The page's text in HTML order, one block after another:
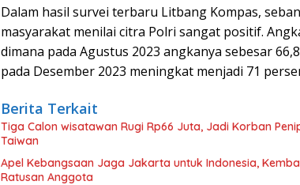
Dalam hasil survei terbaru Litbang Kompas,
masyarakat menilai citra Polri sangat positif.
dimana pada Agustus 2023 angkanya sebesar
pada Desember 2023 meningkat menjadi 71
Berita Terkait
Tiga Calon wisatawan Rugi Rp66 Juta, Jadi Korban
Taiwan
Apel Kebangsaan Jaga Jakarta untuk Indonesia,
Ratusan Anggota